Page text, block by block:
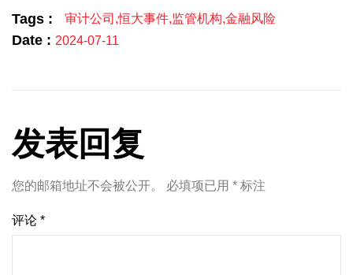
Tags : 审计公司 ,恒大事件,监管机构,金融风险
Date : 2024-07-11
发表回复
您的邮箱地址不会被公开。 必填项已用 * 标注
评论 *